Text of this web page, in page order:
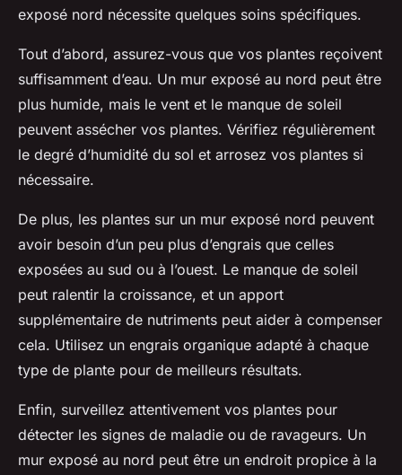
exposé nord nécessite quelques soins spécifiques.
Tout d’abord, assurez-vous que vos plantes reçoivent
suffisamment d’eau. Un mur exposé au nord peut être
plus humide, mais le vent et le manque de soleil
peuvent assécher vos plantes. Vérifiez régulièrement
le degré d’humidité du sol et arrosez vos plantes si
nécessaire.
De plus, les plantes sur un mur exposé nord peuvent
avoir besoin d’un peu plus d’engrais que celles
exposées au sud ou à l’ouest. Le manque de soleil
peut ralentir la croissance, et un apport
supplémentaire de nutriments peut aider à compenser
cela. Utilisez un engrais organique adapté à chaque
type de plante pour de meilleurs résultats.
Enfin, surveillez attentivement vos plantes pour
détecter les signes de maladie ou de ravageurs. Un
mur exposé au nord peut être un endroit propice à la